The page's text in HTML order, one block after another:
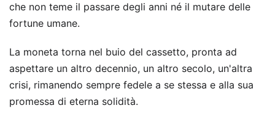
che non teme il passare degli anni né il mutare delle
fortune umane.
La moneta torna nel buio del cassetto, pronta ad
aspettare un altro decennio, un altro secolo, un'altra
crisi, rimanendo sempre fedele a se stessa e alla sua
promessa di eterna solidità.